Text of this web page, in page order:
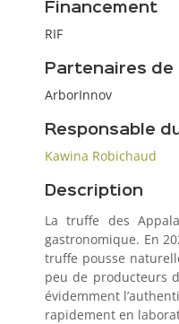
Financement
RIF
Partenaires
ArborInnov
Responsable
Kawina Robichaud
Description
La truffe des
gastronomique. En
truffe pousse
peu de producteurs
évidemment
rapidement en